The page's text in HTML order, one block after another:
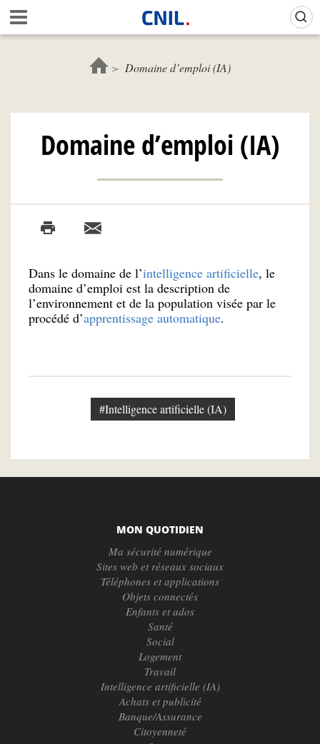
Aller
au
contenu
c
u
e
l
C
N
Domaine d’emploi (IA)
Domaine d’emploi (IA)
Dans le domaine de l’intelligence artificielle, le
domaine d’emploi est la description de
l’environnement et de la population visée par le
procédé d’apprentissage automatique.
#Intelligence artificielle (IA)
MON QUOTIDIEN
Ma sécurité numérique
Sites web et réseaux sociaux
Téléphones et applications
Objets connectés
Enfants et ados
Santé
Social
Logement
Travail
Intelligence artificielle (IA)
Achats et publicité
Banque/Assurance
Citoyenneté
Gestion de vos préférences sur les cookies (témoins de connexion)